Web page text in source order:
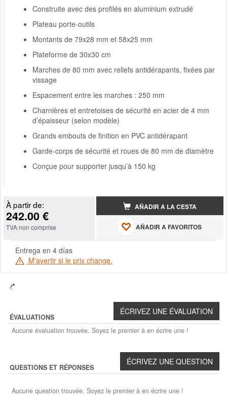
Construite avec des profilés en aluminium extrudé
Plateau porte-outils
Montants de 79x28 mm et 58x25 mm
Plateforme de 30x30 cm
Marches de 80 mm avec reliefs antidérapants, fixées par
vissage
Espacement entre les marches : 250 mm
Charnières et entretoises de sécurité en acier de 4 mm
d’épaisseur (selon modèle)
Grands embouts de finition en PVC antidérapant
Garde-corps de sécurité et roues de 80 mm de diamètre
Conçue pour supporter jusqu’à 150 kg
À partir de:
242.00 €
TVA non comprise
AÑADIR A LA CESTA
AÑADIR A FAVORITOS
Entrega en 4 días
M'avertir si le prix change.
ÉVALUATIONS
Aucune évaluation trouvée. Soyez le premier à en écrire une !
QUESTIONS ET RÉPONSES
Aucune question trouvée. Soyez le premier à en écrire une !